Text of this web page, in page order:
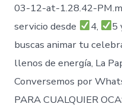
03-12-at-1.28.42-
servicio desde
4, 5
buscas animar tu
llenos de energía, La
Conversemos por
PARA CUALQUIER